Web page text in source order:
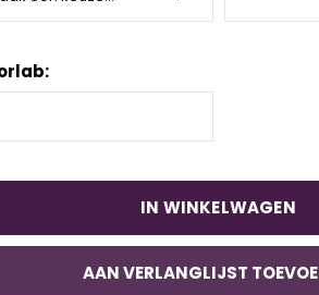
IN WINKELWAGEN
AAN VERLANGLIJST